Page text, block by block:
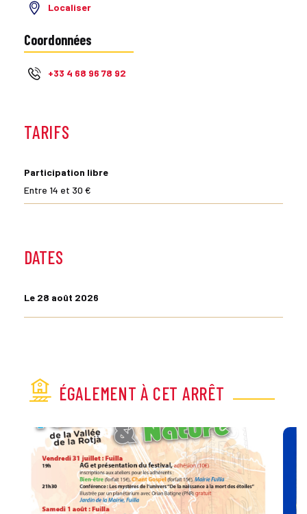
Localiser
Coordonnées
+33 4 68 96 78 92
TARIFS
Participation libre
Entre 14 et 30 €
DATES
Le 28 août 2026
ÉGALEMENT À CET ARRÊT